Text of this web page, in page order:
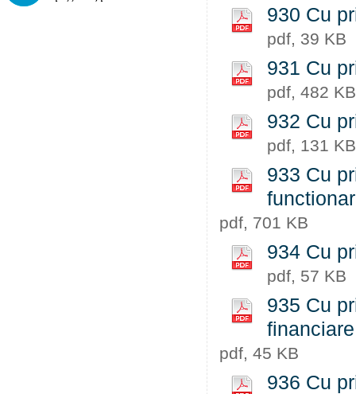
930 Cu
pdf, 39 KB
931 Cu
pdf, 482 KB
932 Cu
pdf, 131 KB
933 Cu
pdf, 701 KB
934 Cu
pdf, 57 KB
935 Cu
pdf, 45 KB
936 Cu